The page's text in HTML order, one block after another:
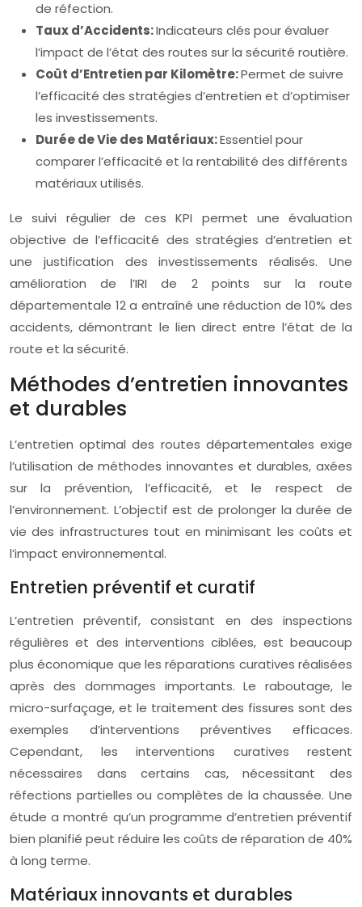
de réfection.
Taux d’Accidents:Indicateurs clés pour évaluer
l’impact de l’état des routes sur la sécurité routière.
Coût d’Entretien par Kilomètre:Permet de suivre
l’efficacité des stratégies d’entretien et d’optimiser
les investissements.
Durée de Vie des Matériaux:Essentiel pour
comparer l’efficacité et la rentabilité des différents
matériaux utilisés.
Le suivi régulier de ces KPI permet une évaluation
objective de l’efficacité des stratégies d’entretien et
une justification des investissements réalisés. Une
amélioration de l’IRI de 2 points sur la route
départementale 12 a entraîné une réduction de 10% des
accidents, démontrant le lien direct entre l’état de la
route et la sécurité.
Méthodes d’entretien innovantes
et durables
L’entretien optimal des routes départementales exige
l’utilisation de méthodes innovantes et durables, axées
sur la prévention, l’efficacité, et le respect de
l’environnement. L’objectif est de prolonger la durée de
vie des infrastructures tout en minimisant les coûts et
l’impact environnemental.
Entretien préventif et curatif
L’entretien préventif, consistant en des inspections
régulières et des interventions ciblées, est beaucoup
plus économique que les réparations curatives réalisées
après des dommages importants. Le raboutage, le
micro-surfaçage, et le traitement des fissures sont des
exemples d’interventions préventives efficaces.
Cependant, les interventions curatives restent
nécessaires dans certains cas, nécessitant des
réfections partielles ou complètes de la chaussée. Une
étude a montré qu’un programme d’entretien préventif
bien planifié peut réduire les coûts de réparation de 40%
à long terme.
Matériaux innovants et durables